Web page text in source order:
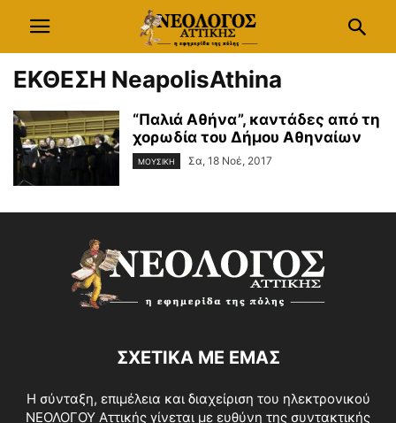
ΕΚΘΕΣΗ NeapolisAthina
“Παλιά Αθήνα”, καντάδες από τη
χορωδία του Δήμου Αθηναίων
ΜΟΥΣΙΚΗ Σα, 18 Νοέ, 2017
ΣΧΕΤΙΚΑ ΜΕ ΕΜΑΣ
Η σύνταξη, επιμέλεια και διαχείριση του ηλεκτρονικού
ΝΕΟΛΟΓΟΥ Αττικής γίνεται με ευθύνη της συντακτικής